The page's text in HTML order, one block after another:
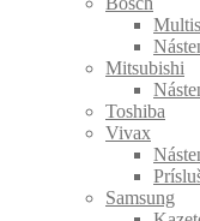
Mitsubishi
Toshiba
Vivax
Samsung